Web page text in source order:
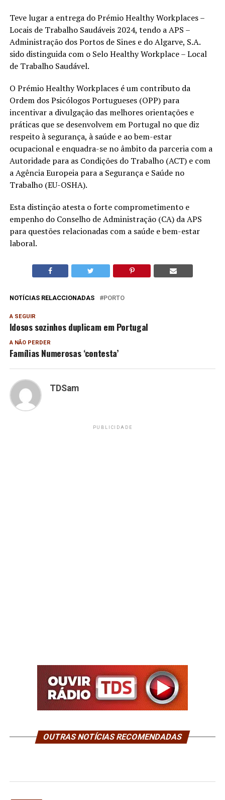
Teve lugar a entrega do Prémio Healthy Workplaces –
Locais de Trabalho Saudáveis 2024, tendo a APS –
Administração dos Portos de Sines e do Algarve, S.A.
sido distinguida com o Selo Healthy Workplace – Local
de Trabalho Saudável.
O Prémio Healthy Workplaces é um contributo da
Ordem dos Psicólogos Portugueses (OPP) para
incentivar a divulgação das melhores orientações e
práticas que se desenvolvem em Portugal no que diz
respeito à segurança, à saúde e ao bem-estar
ocupacional e enquadra-se no âmbito da parceria com a
Autoridade para as Condições do Trabalho (ACT) e com
a Agência Europeia para a Segurança e Saúde no
Trabalho (EU-OSHA).
Esta distinção atesta o forte comprometimento e
empenho do Conselho de Administração (CA) da APS
para questões relacionadas com a saúde e bem-estar
laboral.
NOTÍCIAS RELACCIONADAS PORTO
A SEGUIR
Idosos sozinhos duplicam em Portugal
A NÃO PERDER
Famílias Numerosas ‘contesta’
TDSam
PUBLICIDADE
OUTRAS NOTÍCIAS RECOMENDADAS